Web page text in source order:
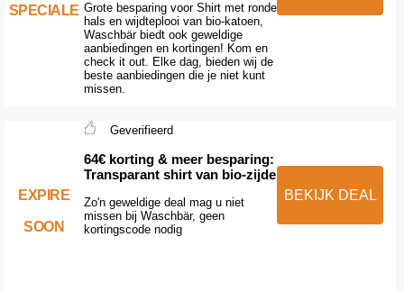
SPECIALE Grote besparing voor Shirt met ronde
hals en wijdteplooi van bio-katoen,
Waschbär biedt ook geweldige
aanbiedingen en kortingen! Kom en
check it out. Elke dag, bieden wij de
beste aanbiedingen die je niet kunt
missen.
EXPIRE
SOON
Geverifieerd
64€ korting & meer besparing:
Transparant shirt van bio-zijde
Zo'n geweldige deal mag u niet
missen bij Waschbär, geen
kortingscode nodig
BEKIJK DEAL